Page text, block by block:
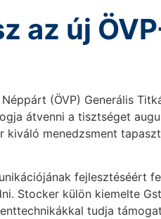
az új
(ÖVP) Generális
átvenni a tisztséget
kiváló menedzsment
fejlesztéséért
Stocker külön kiemelte
tudja